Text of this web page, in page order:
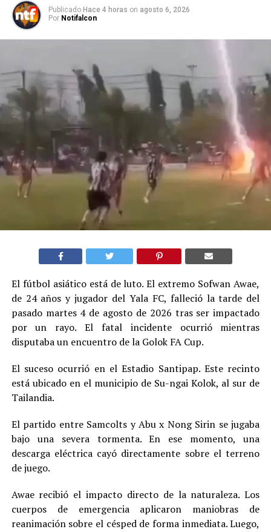
Publicado Hace 4 horas on agosto 6, 2026
Por Notifalcon
El fútbol asiático está de luto. El extremo Sofwan Awae,
de 24 años y jugador del Yala FC, falleció la tarde del
pasado martes 4 de agosto de 2026 tras ser impactado
por un rayo. El fatal incidente ocurrió mientras
disputaba un encuentro de la Golok FA Cup.
El suceso ocurrió en el Estadio Santipap. Este recinto
está ubicado en el municipio de Su-ngai Kolok, al sur de
Tailandia.
El partido entre Samcolts y Abu x Nong Sirin se jugaba
bajo una severa tormenta. En ese momento, una
descarga eléctrica cayó directamente sobre el terreno
de juego.
Awae recibió el impacto directo de la naturaleza. Los
cuerpos de emergencia aplicaron maniobras de
reanimación sobre el césped de forma inmediata. Luego,